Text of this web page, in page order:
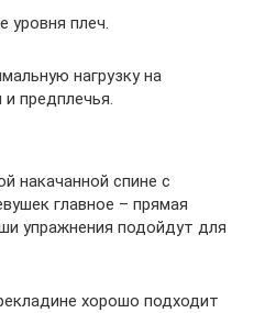
уровня плеч.
нагрузку на
предплечья.
накачанной спине с
главное – прямая
упражнения подойдут для
хорошо подходит